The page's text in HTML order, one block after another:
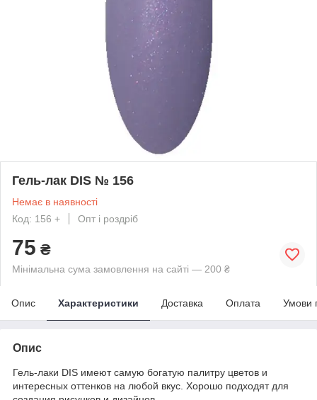
Гель-лак DIS № 156
Немає в наявності
Код: 156 +
Опт і роздріб
75 ₴
Мінімальна сума замовлення на сайті — 200 ₴
Опис Характеристики Доставка Оплата Умови
Опис
Гель-лаки DIS имеют самую богатую палитру цветов и
интересных оттенков на любой вкус. Хорошо подходят для